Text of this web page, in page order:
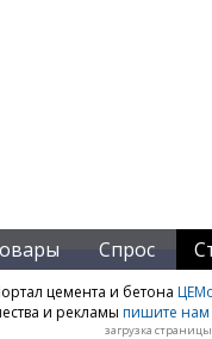
Спрос
цемента и бетона
и рекламы пишите нам
загрузка